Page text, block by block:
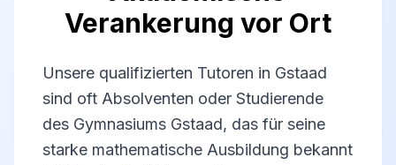
Verankerung vor Ort
Unsere qualifizierten Tutoren in Gstaad
sind oft Absolventen oder Studierende
des Gymnasiums Gstaad, das für seine
starke mathematische Ausbildung bekannt